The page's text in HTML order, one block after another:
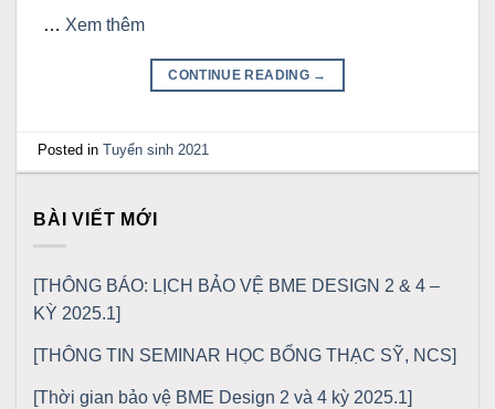
… Xem thêm
CONTINUE READING →
Posted inTuyển sinh 2021
BÀI VIẾT MỚI
[THÔNG BÁO: LỊCH BẢO VỆ BME DESIGN 2 & 4 –
KỲ 2025.1]
[THÔNG TIN SEMINAR HỌC BỔNG THẠC SỸ, NCS]
[Thời gian bảo vệ BME Design 2 và 4 kỳ 2025.1]